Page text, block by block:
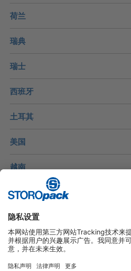
荷兰
瑞典
瑞士
西班牙
土耳其
美国
越南
墨西哥
Instagram